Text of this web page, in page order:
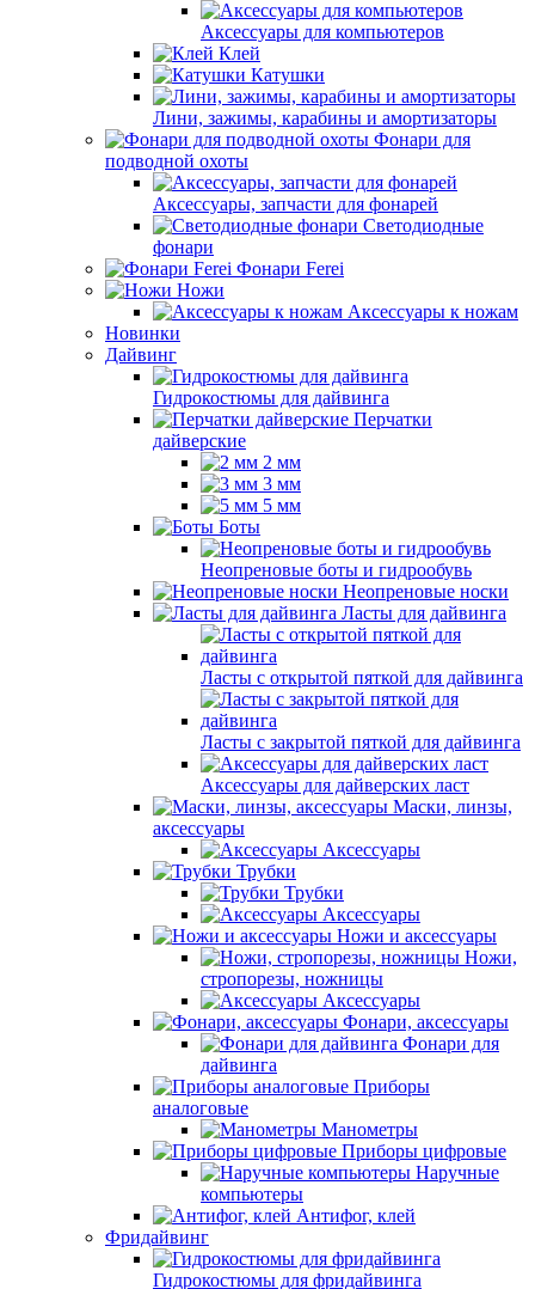
Аксессуары для компьютеров
Клей
Катушки
Лини, зажимы, карабины и амортизаторы
Фонари для
подводной охоты
Аксессуары, запчасти для фонарей
Светодиодные
фонари
Фонари Ferei
Ножи
Аксессуары к ножам
Новинки
Дайвинг
Гидрокостюмы для дайвинга
Перчатки
дайверские
2 мм
3 мм
5 мм
Боты
Неопреновые боты и гидрообувь
Неопреновые носки
Ласты для дайвинга
Ласты с открытой пяткой для дайвинга
Ласты с закрытой пяткой для дайвинга
Аксессуары для дайверских ласт
Маски, линзы,
аксессуары
Аксессуары
Трубки
Трубки
Аксессуары
Ножи и аксессуары
Ножи,
стропорезы, ножницы
Аксессуары
Фонари, аксессуары
Фонари для
дайвинга
Приборы
аналоговые
Манометры
Приборы цифровые
Наручные
компьютеры
Антифог, клей
Фридайвинг
Гидрокостюмы для фридайвинга